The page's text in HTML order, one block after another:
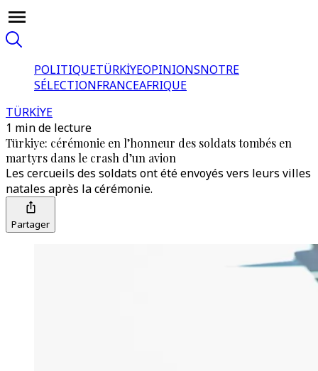
POLITIQUETÜRKİYEOPINIONSNOTRE
SÉLECTIONFRANCEAFRIQUE
TÜRKİYE
1 min de lecture
Türkiye: cérémonie en l’honneur des soldats tombés en
martyrs dans le crash d’un avion
Les cercueils des soldats ont été envoyés vers leurs villes
natales après la cérémonie.
Partager